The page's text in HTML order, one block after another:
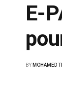
E-
BY MOHAMED